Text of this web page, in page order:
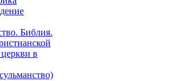
Библия.
в